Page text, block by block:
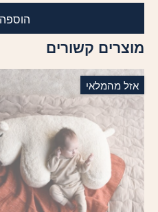
מוצרים קשורים
אזל מהמלאי